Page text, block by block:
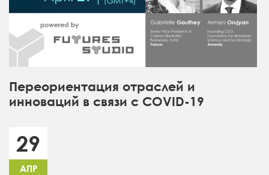
Переориентация отраслей и
инноваций в связи с COVID-19
29
АПР